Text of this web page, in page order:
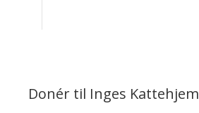
Donér til Inges Kattehjem